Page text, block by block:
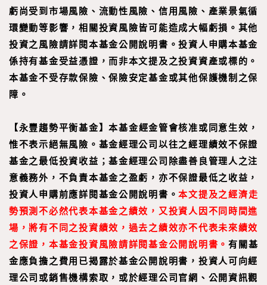
虧尚受到市場風險、流動性風險、信用風險、產業景氣循
環變動等影響，相關投資風險皆可能造成大幅虧損。其他
投資之風險請詳閱本基金公開說明書。投資人申購本基金
係持有基金受益憑證，而非本文提及之投資資產或標的。
本基金不受存款保險、保險安定基金或其他保護機制之保
障。
【永豐趨勢平衡基金】本基金經金管會核准或同意生效，
惟不表示絕無風險。基金經理公司以往之經理績效不保證
基金之最低投資收益；基金經理公司除盡善良管理人之注
意義務外，不負責本基金之盈虧，亦不保證最低之收益，
投資人申購前應詳閱基金公開說明書。本文提及之經濟走
勢預測不必然代表本基金之績效，又投資人因不同時間進
場，將有不同之投資績效，過去之績效亦不代表未來績效
之保證，本基金投資風險請詳閱基金公開說明書。有關基
金應負擔之費用已揭露於基金公開說明書，投資人可向經
理公司或銷售機構索取，或於經理公司官網、公開資訊觀